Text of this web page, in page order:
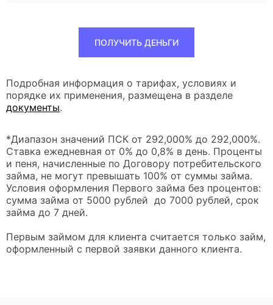
ПОЛУЧИТЬ ДЕНЬГИ
Подробная информация о тарифах, условиях и
порядке их применения, размещена в разделе
документы.
*Диапазон значений ПСК от 292,000% до 292,000%.
Ставка ежедневная от 0% до 0,8% в день. Проценты
и пеня, начисленные по Договору потребительского
займа, не могут превышать 100% от суммы займа.
Условия оформления Первого займа без процентов:
сумма займа от 5000 рублей до 7000 рублей, срок
займа до 7 дней.
Первым займом для клиента считается только займ,
оформленный с первой заявки данного клиента.